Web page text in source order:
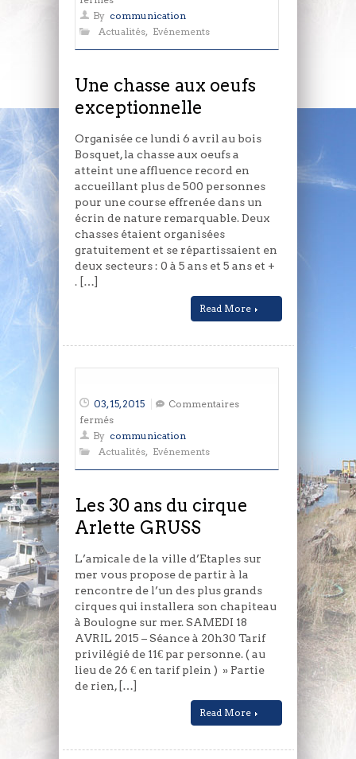
Une
chasse
exceptionnelle
By communication
Actualités, Evénements
Une chasse aux oeufs
exceptionnelle
Organisée ce lundi 6 avril au bois
Bosquet, la chasse aux oeufs a
atteint une affluence record en
accueillant plus de 500 personnes
pour une course effrenée dans un
écrin de nature remarquable. Deux
chasses étaient organisées
gratuitement et se répartissaient en
deux secteurs : 0 à 5 ans et 5 ans et +
. […]
Read More
03, 15, 2015
Commentaires
ferméssur
Les
30
cirque
Arlette
GRUSS
By communication
Actualités, Evénements
Les 30 ans du cirque
Arlette GRUSS
L’amicale de la ville d’Etaples sur
mer vous propose de partir à la
rencontre de l’un des plus grands
cirques qui installera son chapiteau
à Boulogne sur mer. SAMEDI 18
AVRIL 2015 – Séance à 20h30 Tarif
privilégié de 11€ par personne. ( au
lieu de 26 € en tarif plein ) » Partie
de rien, […]
Read More